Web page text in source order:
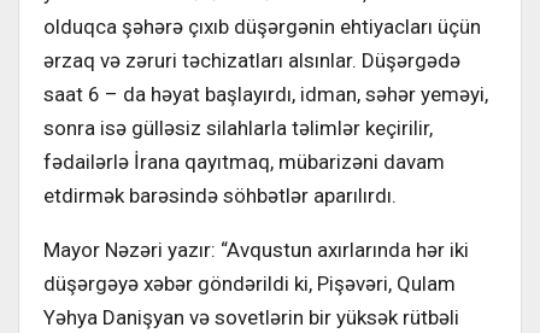
olduqca şəhərə çıxıb düşərgənin ehtiyacları üçün
ərzaq və zəruri təchizatları alsınlar. Düşərgədə
saat 6 – da həyat başlayırdı, idman, səhər yeməyi,
sonra isə gülləsiz silahlarla təlimlər keçirilir,
fədailərlə İrana qayıtmaq, mübarizəni davam
etdirmək barəsində söhbətlər aparılırdı.
Mayor Nəzəri yazır: “Avqustun axırlarında hər iki
düşərgəyə xəbər göndərildi ki, Pişəvəri, Qulam
Yəhya Danişyan və sovetlərin bir yüksək rütbəli